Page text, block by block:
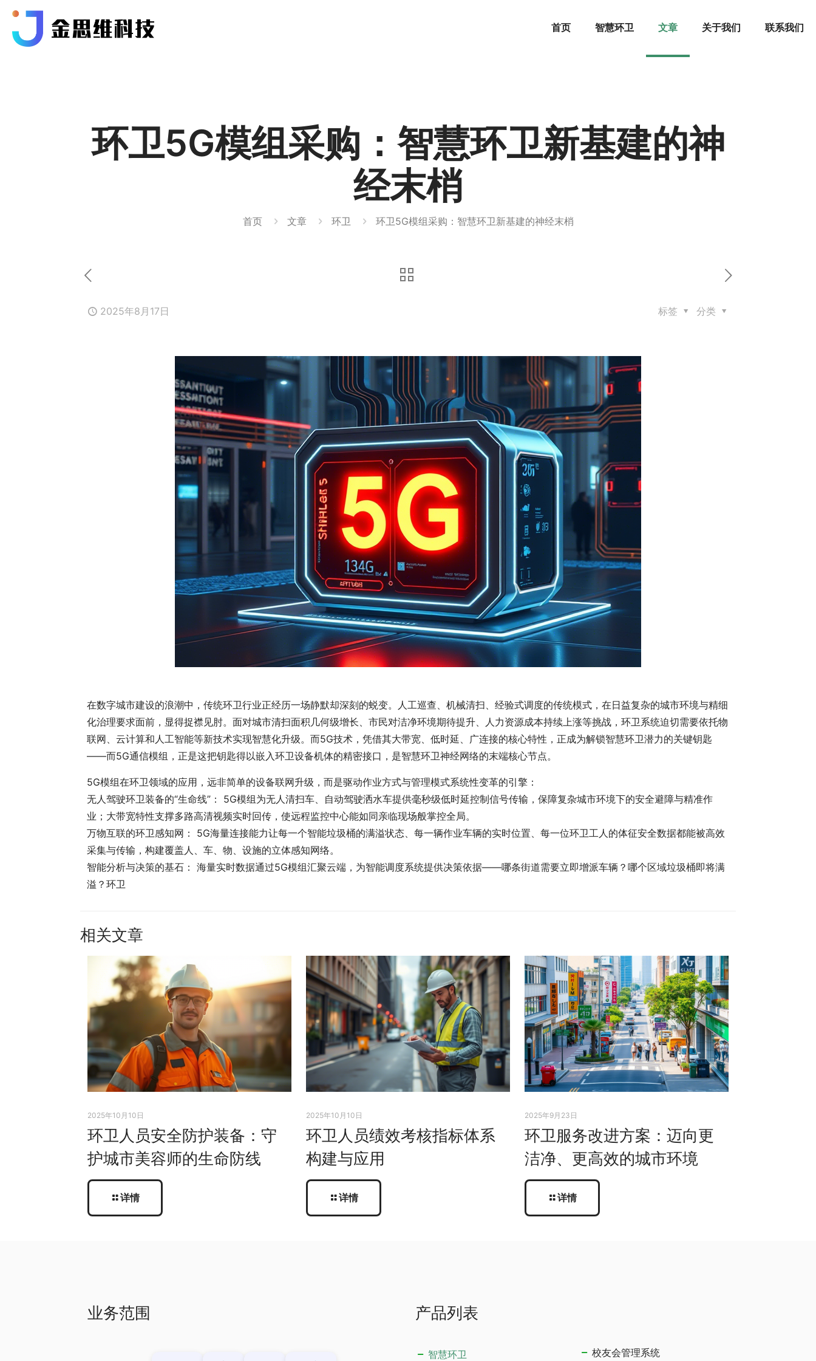
首页 智慧环卫 文章 关于我们 联系我们
环卫5G模组采购：智慧环卫新基建的神
经末梢
首页 文章 环卫 环卫5G模组采购：智慧环卫新基建的神经末梢
2025年8月17日 分类
标签
在数字城市建设的浪潮中，传统环卫行业正经历一场静默却深刻的蜕变。人工巡查、机械清扫、经验式调度的传统模式，在日益复杂的城市环境与精细
化治理要求面前，显得捉襟见肘。面对城市清扫面积几何级增长、市民对洁净环境期待提升、人力资源成本持续上涨等挑战，环卫系统迫切需要依托物
联网、云计算和人工智能等新技术实现智慧化升级。而5G技术，凭借其大带宽、低时延、广连接的核心特性，正成为解锁智慧环卫潜力的关键钥匙
——而5G通信模组，正是这把钥匙得以嵌入环卫设备机体的精密接口，是智慧环卫神经网络的末端核心节点。
5G模组在环卫领域的应用，远非简单的设备联网升级，而是驱动作业方式与管理模式系统性变革的引擎：
无人驾驶环卫装备的“生命线”： 5G模组为无人清扫车、自动驾驶洒水车提供毫秒级低时延控制信号传输，保障复杂城市环境下的安全避障与精准作
业；大带宽特性支撑多路高清视频实时回传，使远程监控中心能如同亲临现场般掌控全局。
万物互联的环卫感知网： 5G海量连接能力让每一个智能垃圾桶的满溢状态、每一辆作业车辆的实时位置、每一位环卫工人的体征安全数据都能被高效
采集与传输，构建覆盖人、车、物、设施的立体感知网络。
智能分析与决策的基石： 海量实时数据通过5G模组汇聚云端，为智能调度系统提供决策依据——哪条街道需要立即增派车辆？哪个区域垃圾桶即将满
溢？环卫
相关文章
2025年10月10日
环卫人员安全防护装备：守
护城市美容师的生命防线
详情
2025年10月10日
环卫人员绩效考核指标体系
构建与应用
详情
2025年9月23日
环卫服务改进方案：迈向更
洁净、更高效的城市环境
详情
业务范围 产品列表
智慧环卫 校友会管理系统